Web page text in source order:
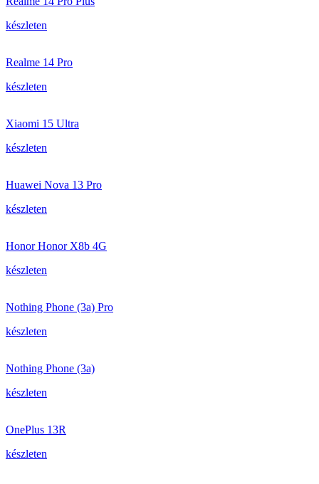
készleten
Realme 14 Pro
készleten
Xiaomi 15 Ultra
készleten
Huawei Nova 13 Pro
készleten
Honor Honor X8b 4G
készleten
Nothing Phone (3a) Pro
készleten
Nothing Phone (3a)
készleten
OnePlus 13R
készleten